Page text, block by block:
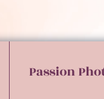
Passion